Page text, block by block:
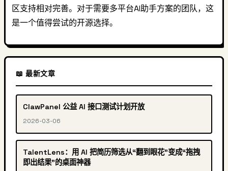
区支持相对完善。对于需要多平台AI助手方案的团队，这
是一个值得尝试的开源选择。
📖 最新文章
ClawPanel 公益 AI 接口测试计划开放
2026-03-06
TalentLens：用 AI 把简历筛选从“翻到眼花”变成“拖拽
即出结果”的桌面神器